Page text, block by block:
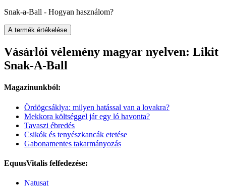
Snak-a-Ball - Hogyan használom?
A termék értékelése
Vásárlói vélemény magyar nyelven: Likit
Snak-A-Ball
Magazinunkból:
Ördögcsáklya: milyen hatással van a lovakra?
Mekkora költséggel jár egy ló havonta?
Tavaszi ébredés
Csikók és tenyészkancák etetése
Gabonamentes takarmányozás
EquusVitalis felfedezése:
Natusat